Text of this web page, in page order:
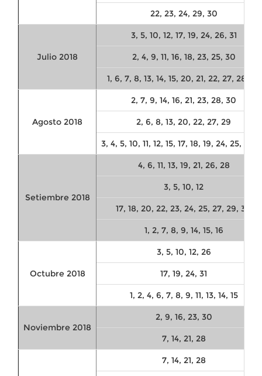
22, 23, 24, 29, 30
Julio 2018
3, 5, 10, 12, 17, 19, 24, 26, 31
2, 4, 9, 11, 16, 18, 23, 25, 30
1, 6, 7, 8, 13, 14, 15, 20, 21, 22, 27, 28, 29
Agosto 2018
2, 7, 9, 14, 16, 21, 23, 28, 30
2, 6, 8, 13, 20, 22, 27, 29
3, 4, 5, 10, 11, 12, 15, 17, 18, 19, 24, 25, 26,
Setiembre 2018
4, 6, 11, 13, 19, 21, 26, 28
3, 5, 10, 12
17, 18, 20, 22, 23, 24, 25, 27, 29, 30
1, 2, 7, 8, 9, 14, 15, 16
Octubre 2018
3, 5, 10, 12, 26
17, 19, 24, 31
1, 2, 4, 6, 7, 8, 9, 11, 13, 14, 15
Noviembre 2018
2, 9, 16, 23, 30
7, 14, 21, 28
7, 14, 21, 28